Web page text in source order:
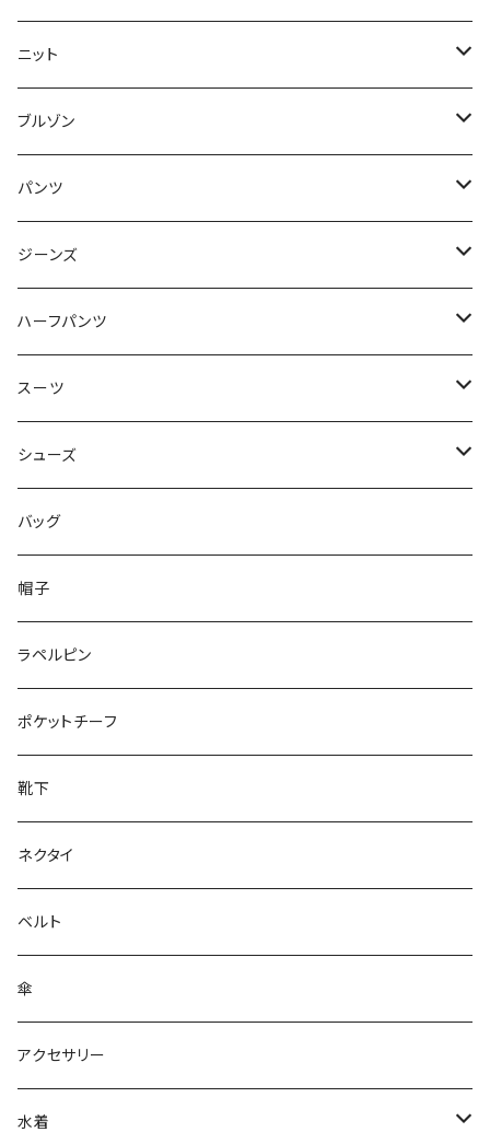
50/XL～
48/L
50/XL～
46/M
48/L
50/XL～
～44/S
46/M
48/L
50/XL～
ニット
～44/S
46/M
48/L
50/XL～
ブルゾン
～44/S
46/M
48/L
50/XL～
パンツ
～44/S
46/M
48/L
50/XL～
ジーンズ
～44/S
46/M
48/L
50/XL～
ハーフパンツ
～44/S
46/M
48/L
50/XL～
スーツ
～44/S
46/M
48/L
50/XL～
シューズ
～25.5cm
26cm～
27cm～
28cm～
バッグ
帽子
ラペルピン
ポケットチーフ
靴下
ネクタイ
ベルト
傘
アクセサリー
水着